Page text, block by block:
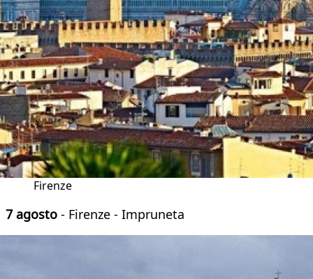
Firenze
7 agosto - Firenze - Impruneta